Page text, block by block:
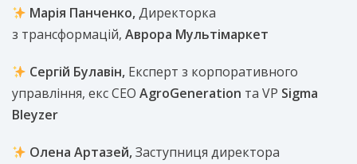
Марія Панченко,Директорка
з трансформацій, Аврора Мультімаркет
Сергій Булавін, Експерт з корпоративного
управління, екс CEO AgroGeneration та VP Sigma
Bleyzer
Олена Артазей,Заступниця директора